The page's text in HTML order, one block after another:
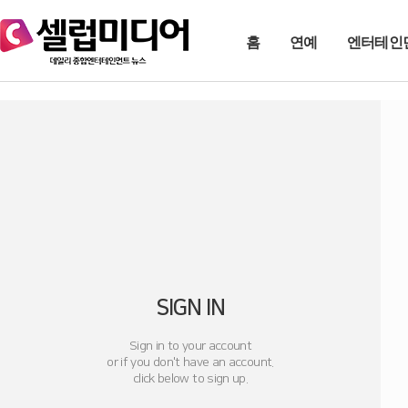
홈 연예 엔터테인
SIGN IN
Sign in to your account
or if you don't have an account.
click below to sign up.